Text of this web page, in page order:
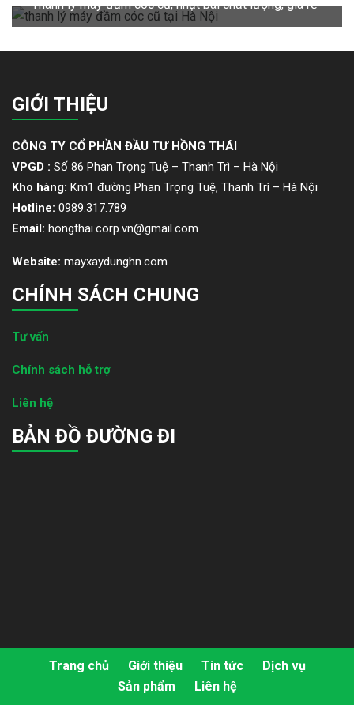
Thanh lý máy đầm cóc cũ, nhật bãi chất lượng, giá rẻ
GIỚI THIỆU
CÔNG TY CỔ PHẦN ĐẦU TƯ HỒNG THÁI
VPGD : Số 86 Phan Trọng Tuệ – Thanh Trì – Hà Nội
Kho hàng: Km1 đường Phan Trọng Tuệ, Thanh Trì – Hà Nội
Hotline: 0989.317.789
Email: hongthai.corp.vn@gmail.com
Website: mayxaydunghn.com
CHÍNH SÁCH CHUNG
Tư vấn
Chính sách hỗ trợ
Liên hệ
BẢN ĐỒ ĐƯỜNG ĐI
Trang chủ Giới thiệu Tin tức
Dịch vụ
Sản phẩm
Liên hệ